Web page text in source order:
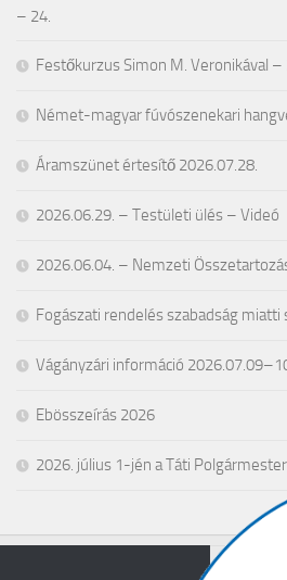
– 24.
Festőkurzus Simon M. Veronikával –
Német-magyar fúvószenekari
Áramszünet értesítő 2026.07.28.
2026.06.29. – Testületi ülés – Videó
2026.06.04. – Nemzeti
Fogászati rendelés szabadság miatti
Vágányzári információ
Ebösszeírás 2026
2026. július 1-jén a Táti